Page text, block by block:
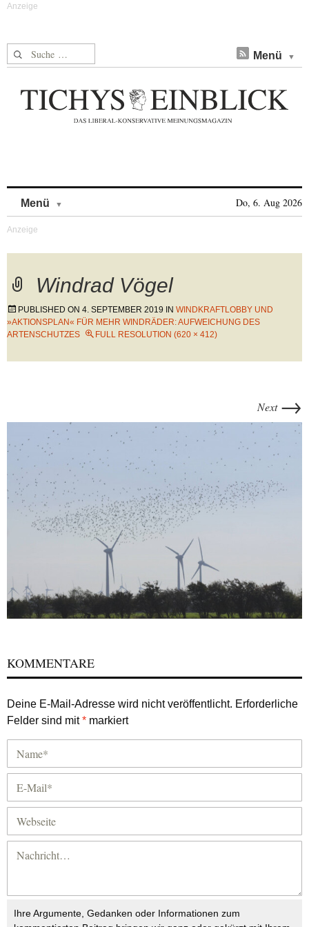
Suche nach: Menü
Menü Do, 6. Aug 2026
Windrad Vögel
PUBLISHED ON 4. SEPTEMBER 2019 IN WINDKRAFTLOBBY UND
»AKTIONSPLAN« FÜR MEHR WINDRÄDER: AUFWEICHUNG DES
ARTENSCHUTZES
FULL RESOLUTION (620 × 412)
Next →
KOMMENTARE
Deine E-Mail-Adresse wird nicht veröffentlicht. Erforderliche
Felder sind mit* markiert
Ihre Argumente, Gedanken oder Informationen zum